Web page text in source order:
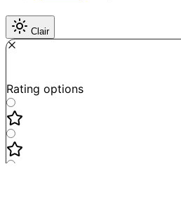
Clair
Rating options